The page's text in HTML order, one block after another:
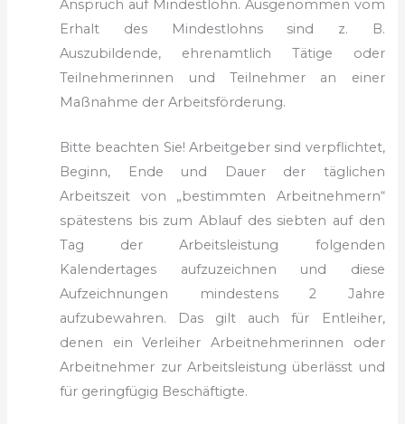
Anspruch auf Mindestlohn. Ausgenommen vom
Erhalt des Mindestlohns sind z. B.
Auszubildende, ehrenamtlich Tätige oder
Teilnehmerinnen und Teilnehmer an einer
Maßnahme der Arbeitsförderung.
Bitte beachten Sie! Arbeitgeber sind verpflichtet,
Beginn, Ende und Dauer der täglichen
Arbeitszeit von „bestimmten Arbeitnehmern“
spätestens bis zum Ablauf des siebten auf den
Tag der Arbeitsleis­tung folgenden
Kalendertages aufzuzeichnen und diese
Aufzeichnungen mindestens 2 Jahre
aufzubewahren. Das gilt auch für Entleiher,
denen ein Verleiher Arbeitnehmerinnen oder
Arbeitnehmer zur Arbeitsleistung überlässt und
für geringfügig Beschäftigte.